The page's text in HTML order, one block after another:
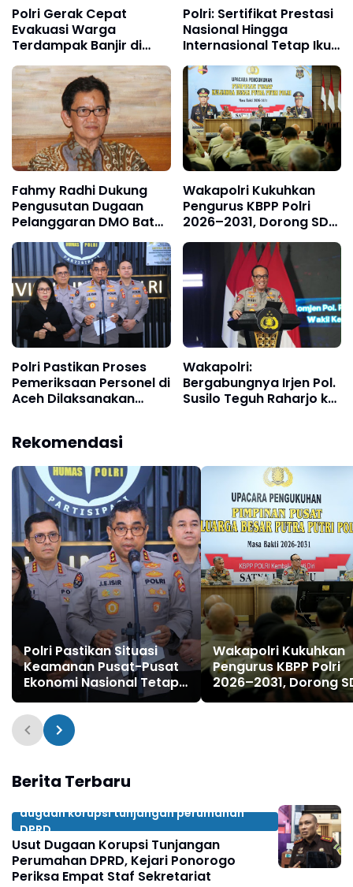
Polri Gerak Cepat
Evakuasi Warga
Terdampak Banjir di
Padang
Polri: Sertifikat Prestasi
Nasional Hingga
Internasional Tetap Ikuti
Tahapan Seleksi
Rekrutmen Polri
Fahmy Radhi Dukung
Pengusutan Dugaan
Pelanggaran DMO Batu
Bara, Minta Sanksi
Tegas bagi Pelanggar
Wakapolri Kukuhkan
Pengurus KBPP Polri
2026–2031, Dorong SDM
Unggul dan Berdaya
Saing
Polri Pastikan Proses
Pemeriksaan Personel di
Aceh Dilaksanakan
Wakapolri:
Bergabungnya Irjen Pol.
Susilo Teguh Raharjo ke
Rekomendasi
Polri Pastikan Situasi
Keamanan Pusat-Pusat
Ekonomi Nasional Tetap
Kondusif
Wakapolri Kukuhkan
Pengurus KBPP Polri
2026–2031, Dorong
Unggul dan Berdaya
Berita Terbaru
dugaan korupsi tunjangan perumahan
DPRD
Usut Dugaan Korupsi Tunjangan
Perumahan DPRD, Kejari Ponorogo
Periksa Empat Staf Sekretariat